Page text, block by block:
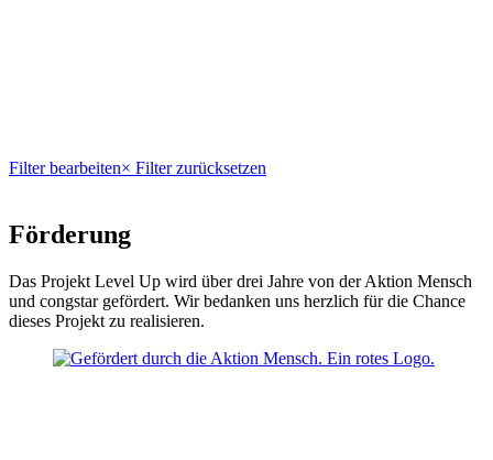
Filter bearbeiten× Filter zurücksetzen
Förderung
Das Projekt Level Up wird über drei Jahre von der Aktion Mensch
und congstar gefördert. Wir bedanken uns herzlich für die Chance
dieses Projekt zu realisieren.